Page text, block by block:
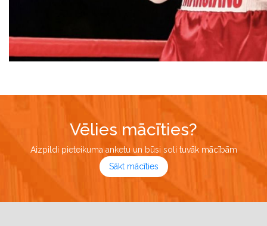
Vēlies mācīties?
Aizpildi pieteikuma anketu un būsi soli tuvāk mācībām
Sākt mācīties